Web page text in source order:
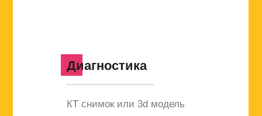
КТ снимок или 3d модель
Диагностика